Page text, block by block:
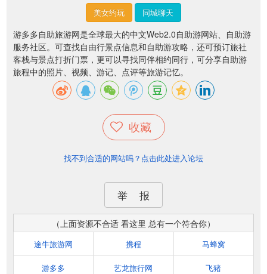
美女约玩 同城聊天
游多多自助旅游网是全球最大的中文Web2.0自助游网站、自助游
服务社区。可查找自由行景点信息和自助游攻略，还可预订旅社
客栈与景点打折门票，更可以寻找同伴相约同行，可分享自助游
旅程中的照片、视频、游记、点评等旅游记忆。
收藏
找不到合适的网站吗？点击此处进入论坛
举 报
（上面资源不合适 看这里 总有一个符合你）
途牛旅游网 携程 马蜂窝
游多多 艺龙旅行网 飞猪